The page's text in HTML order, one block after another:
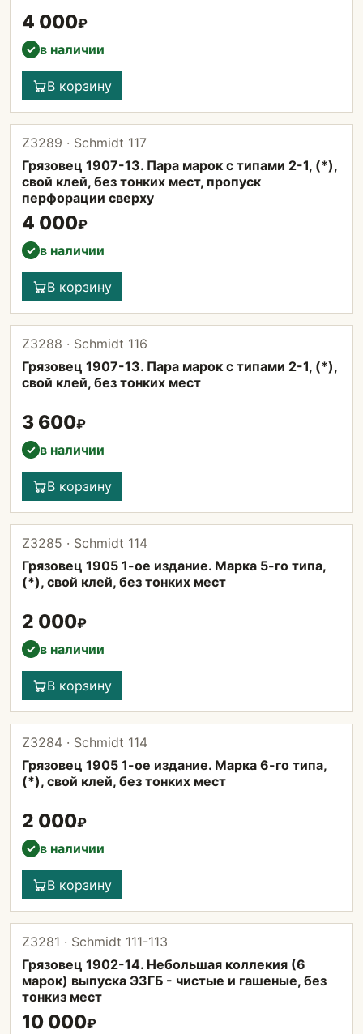
4 000₽
✓ в наличии
В корзину
Z3289 · Schmidt 117
Грязовец 1907-13. Пара марок с типами 2-1, (*),
свой клей, без тонких мест, пропуск
перфорации сверху
4 000₽
✓ в наличии
В корзину
Z3288 · Schmidt 116
Грязовец 1907-13. Пара марок с типами 2-1, (*),
свой клей, без тонких мест
3 600₽
✓ в наличии
В корзину
Z3285 · Schmidt 114
Грязовец 1905 1-ое издание. Марка 5-го типа,
(*), свой клей, без тонких мест
2 000₽
✓ в наличии
В корзину
Z3284 · Schmidt 114
Грязовец 1905 1-ое издание. Марка 6-го типа,
(*), свой клей, без тонких мест
2 000₽
✓ в наличии
В корзину
Z3281 · Schmidt 111-113
Грязовец 1902-14. Небольшая коллекия (6
марок) выпуска ЭЗГБ - чистые и гашеные, без
тонкиз мест
10 000₽